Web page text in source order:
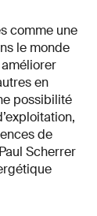
comme une
le monde
en
possibilité
de
Scherrer